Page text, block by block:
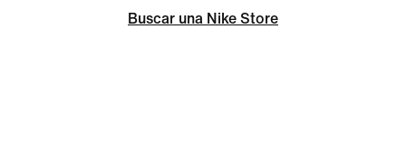
Buscar una Nike Store